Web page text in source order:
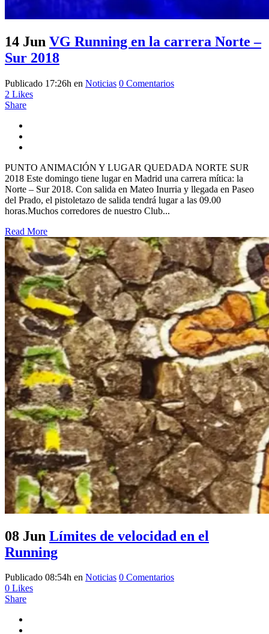
14 Jun VG Running en la carrera Norte –
Sur 2018
Publicado 17:26h en Noticias 0 Comentarios
2 Likes
Share
PUNTO ANIMACIÓN Y LUGAR QUEDADA NORTE SUR
2018 Este domingo tiene lugar en Madrid una carrera mítica: la
Norte – Sur 2018. Con salida en Mateo Inurria y llegada en Paseo
del Prado, el pistoletazo de salida tendrá lugar a las 09.00
horas.Muchos corredores de nuestro Club...
Read More
08 Jun Límites de velocidad en el
Running
Publicado 08:54h en Noticias 0 Comentarios
0 Likes
Share